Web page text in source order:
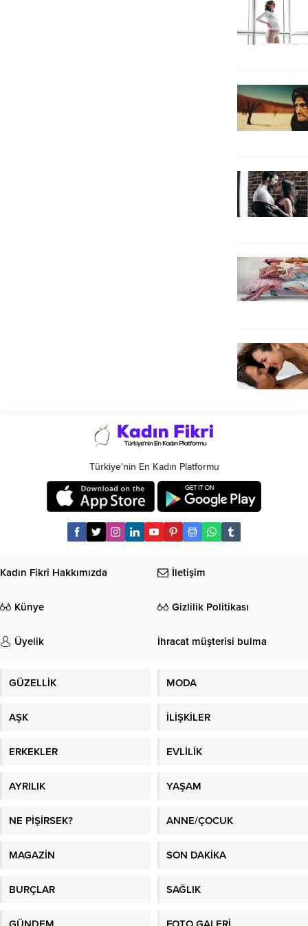
Türkiye'nin En Kadın Platformu
Kadın Fikri Hakkımızda İletişim
Künye Gizlilik Politikası
Üyelik İhracat müşterisi bulma
GÜZELLİK MODA
AŞK İLİŞKİLER
ERKEKLER EVLİLİK
AYRILIK YAŞAM
NE PİŞİRSEK? ANNE/ÇOCUK
MAGAZİN SON DAKİKA
BURÇLAR SAĞLIK